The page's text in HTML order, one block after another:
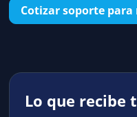
Cotizar soporte para
Lo que recibe